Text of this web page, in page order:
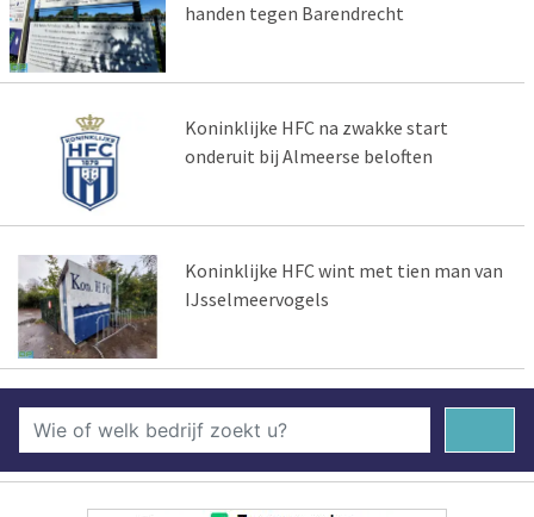
handen tegen Barendrecht
Koninklijke HFC na zwakke start
onderuit bij Almeerse beloften
Koninklijke HFC wint met tien man van
IJsselmeervogels